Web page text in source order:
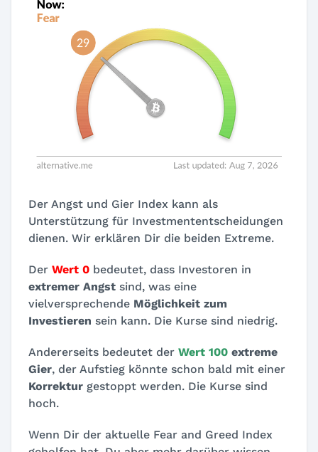
Der Angst und Gier Index kann als
Unterstützung für Investmententscheidungen
dienen. Wir erklären Dir die beiden Extreme.
Der Wert 0 bedeutet, dass Investoren in
extremer Angst sind, was eine
vielversprechende Möglichkeit zum
Investieren sein kann. Die Kurse sind niedrig.
Andererseits bedeutet der Wert 100 extreme
Gier, der Aufstieg könnte schon bald mit einer
Korrektur gestoppt werden. Die Kurse sind
hoch.
Wenn Dir der aktuelle Fear and Greed Index